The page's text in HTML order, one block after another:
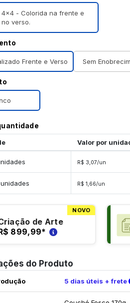
4×4 - Colorida na frente e
no verso.
Frente e Verso Sem
Valor por
500 unidades R$ 3,07/un
1000 unidades R$ 1,66/un
NOVO
de Arte
899,99*
do Produto
5 dias úteis + frete